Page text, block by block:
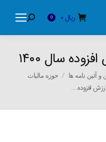
ریال 0
Search:
سال ۱۴۰۰
و آئین نامه ها حوزه مالیات
ارزش افزوده…